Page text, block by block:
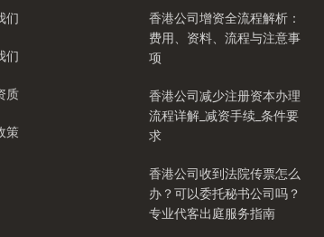
们
们
质
策
香港公司增资全流程解析：
费用、资料、流程与注意事
项
香港公司减少注册资本办理
流程详解_减资手续_条件要
求
香港公司收到法院传票怎么
办？可以委托秘书公司吗？
专业代客出庭服务指南